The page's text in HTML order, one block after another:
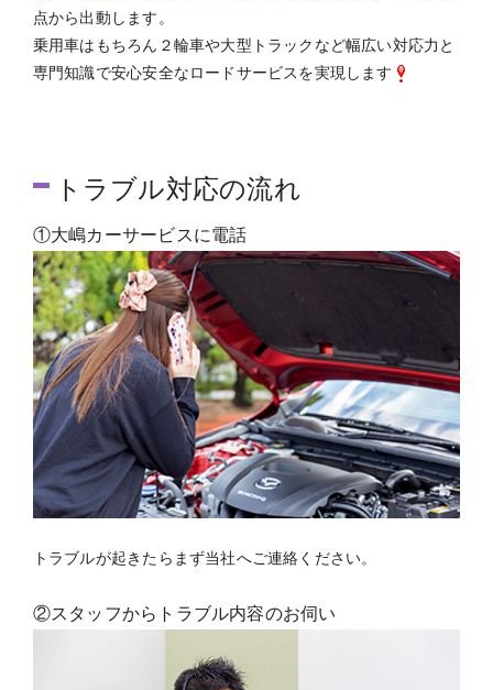
点から出動します。
乗用車はもちろん２輪車や大型トラックなど幅広い対応力と
専門知識で安心安全なロードサービスを実現します
トラブル対応の流れ
①大嶋カーサービスに電話
トラブルが起きたらまず当社へご連絡ください。
②スタッフからトラブル内容のお伺い